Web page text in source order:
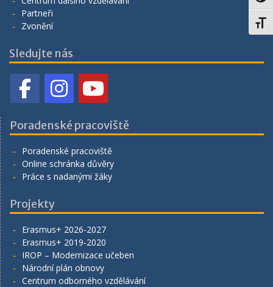
Partneři
Zvonění
Sledujte nás
Poradenské pracoviště
Poradenské pracoviště
Online schránka důvěry
Práce s nadanými žáky
Projekty
Erasmus+ 2026-2027
Erasmus+ 2019-2020
IROP – Modernizace učeben
Národní plán obnovy
Centrum odborného vzdělávání